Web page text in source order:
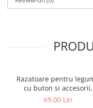
Razatoare pentru
cu buton si accesorii,
Gri/Verde, 33 x 10 x 12
69,00 Lei